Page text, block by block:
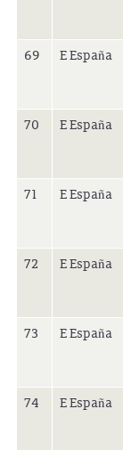
69 E España
70 E España
71 E España
72 E España
73 E España
74 E España